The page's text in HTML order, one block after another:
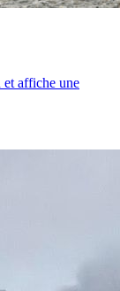
et affiche une